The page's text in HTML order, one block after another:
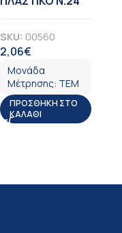
SKU: 00560
2,06€
Μονάδα
Μέτρησης: ΤΕΜ
ΠΡΟΣΘΉΚΗ ΣΤΟ
ΚΑΛΆΘΙ